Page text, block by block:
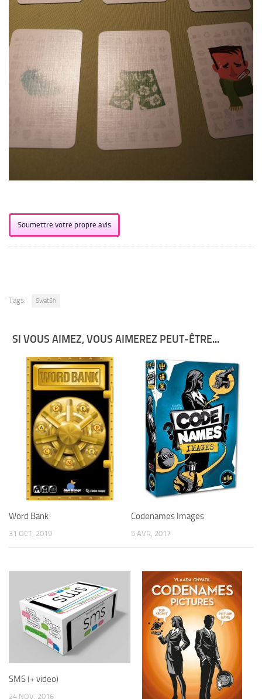
Soumettre votre propre avis
Tags: SwatSh
SI VOUS AIMEZ, VOUS AIMEREZ PEUT-ÊTRE...
Word Bank
31 OCT, 2019
Codenames Images
5 AVR, 2017
SMS (+ video)
24 NOV, 2016